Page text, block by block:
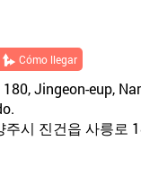
Cómo llegar
180, Jingeon-eup,
주시 진건읍 사릉로